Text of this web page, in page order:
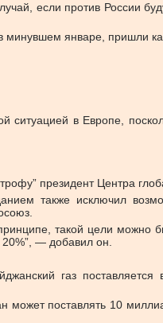
если против России
минувшем январе, пришли
в Европе,
президент Центра
также исключил
такой цели можно
— добавил он.
газ поставляется
поставлять 10